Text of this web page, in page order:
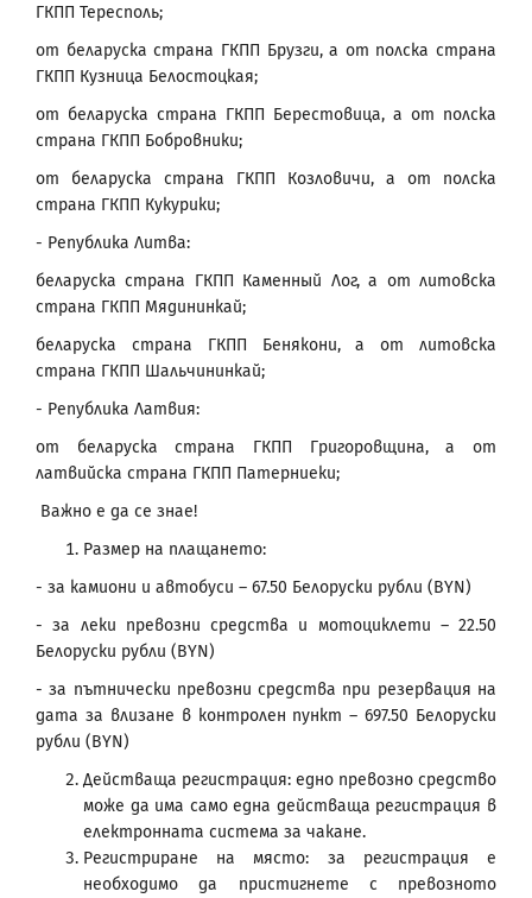
ГКПП Тересполь;
от беларуска страна ГКПП Брузги, а от полска страна
ГКПП Кузница Белостоцкая;
от беларуска страна ГКПП Берестовица, а от полска
страна ГКПП Бобровники;
от беларуска страна ГКПП Козловичи, а от полска
страна ГКПП Кукурики;
- Република Литва:
беларуска страна ГКПП Каменный Лог, а от литовска
страна ГКПП Мядининкай;
беларуска страна ГКПП Бенякони, а от литовска
страна ГКПП Шальчининкай;
- Република Латвия:
от беларуска страна ГКПП Григоровщина, а от
латвийска страна ГКПП Патерниеки;
Важно е да се знае!
Размер на плащането:
- за камиони и автобуси – 67.50 Белоруски рубли (BYN)
- за леки превозни средства и мотоциклети – 22.50
Белоруски рубли (BYN)
- за пътнически превозни средства при резервация на
дата за влизане в контролен пункт – 697.50 Белоруски
рубли (BYN)
Действаща регистрация: едно превозно средство
може да има само една действаща регистрация в
електронната система за чакане.
Регистриране на място: за регистрация е
необходимо да пристигнете с превозното